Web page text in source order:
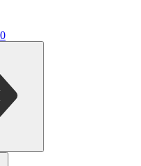
0